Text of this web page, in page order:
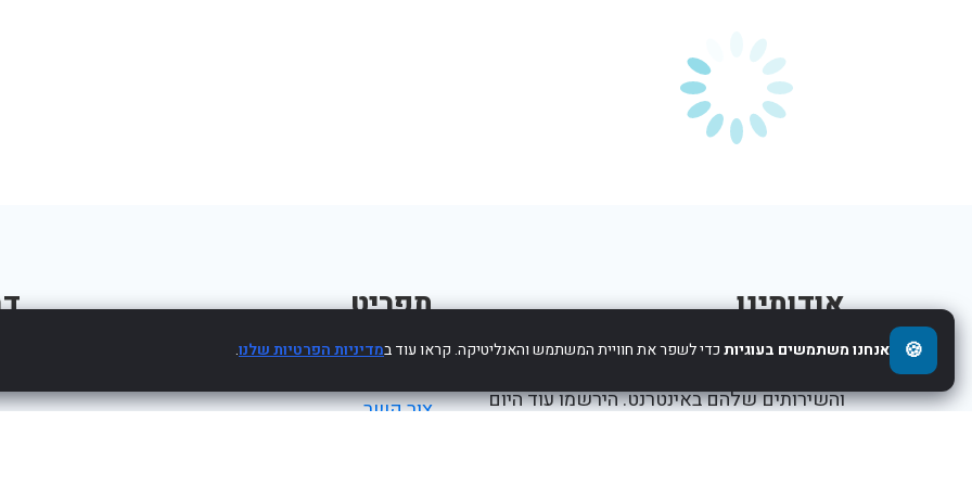
אודותינו
והשירותים שלהם באינטרנט. הירשמו עוד היום
תפריט
צור קשר
🍪 אנחנו משתמשים בעוגיותכדי לשפר את חוויית המשתמש והאנליטיקה. קראו עוד במדיניות הפרטיות שלנו.